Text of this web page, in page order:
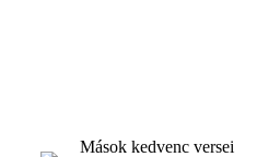
Mások kedvenc versei